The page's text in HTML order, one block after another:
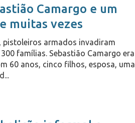
Camargo e um
muitas vezes
pistoleiros armados invadiram
famílias. Sebastião Camargo era
60 anos, cinco filhos, esposa, uma